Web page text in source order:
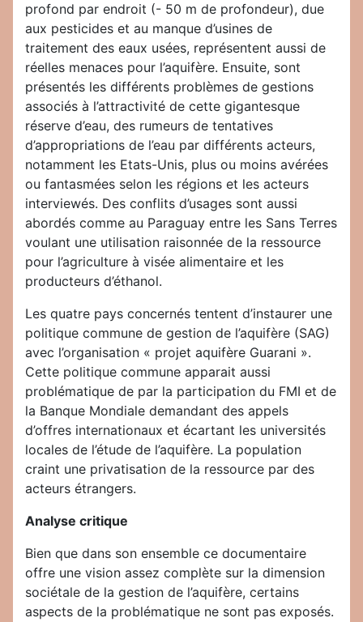
profond par endroit (- 50 m de profondeur), due
aux pesticides et au manque d’usines de
traitement des eaux usées, représentent aussi de
réelles menaces pour l’aquifère. Ensuite, sont
présentés les différents problèmes de gestions
associés à l’attractivité de cette gigantesque
réserve d’eau, des rumeurs de tentatives
d’appropriations de l’eau par différents acteurs,
notamment les Etats-Unis, plus ou moins avérées
ou fantasmées selon les régions et les acteurs
interviewés. Des conflits d’usages sont aussi
abordés comme au Paraguay entre les Sans Terres
voulant une utilisation raisonnée de la ressource
pour l’agriculture à visée alimentaire et les
producteurs d’éthanol.
Les quatre pays concernés tentent d’instaurer une
politique commune de gestion de l’aquifère (SAG)
avec l’organisation « projet aquifère Guarani ».
Cette politique commune apparait aussi
problématique de par la participation du FMI et de
la Banque Mondiale demandant des appels
d’offres internationaux et écartant les universités
locales de l’étude de l’aquifère. La population
craint une privatisation de la ressource par des
acteurs étrangers.
Analyse critique
Bien que dans son ensemble ce documentaire
offre une vision assez complète sur la dimension
sociétale de la gestion de l’aquifère, certains
aspects de la problématique ne sont pas exposés.